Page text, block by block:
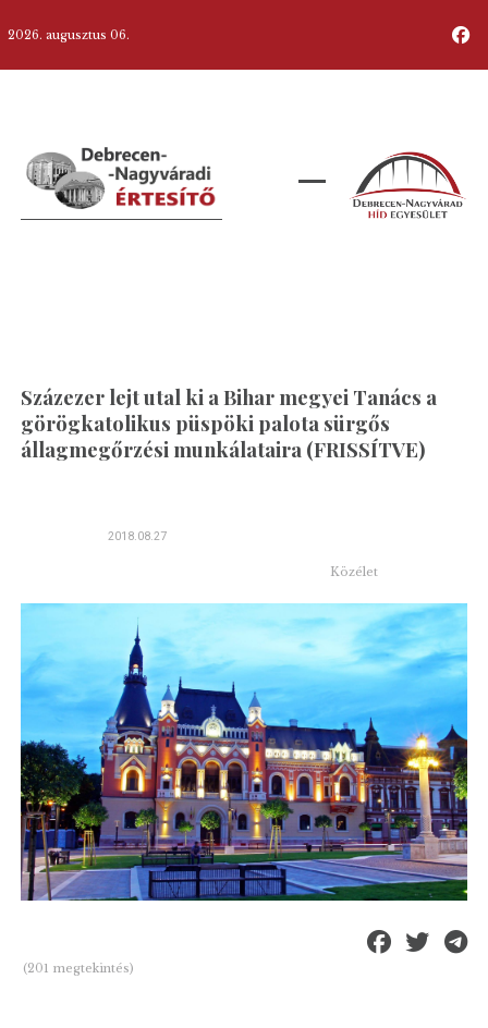
2026. augusztus 06.
Százezer lejt utal ki a Bihar megyei Tanács a
görögkatolikus püspöki palota sürgős
állagmegőrzési munkálataira (FRISSÍTVE)
2018.08.27
Közélet
(201 megtekintés)